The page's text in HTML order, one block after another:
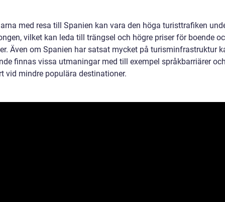
med resa till Spanien kan vara den höga turisttrafiken
vilket kan leda till trängsel och högre priser för boende
Även om Spanien har satsat mycket på turisminfrastruktur
finnas vissa utmaningar med till exempel språkbarriärer
vid mindre populära destinationer.